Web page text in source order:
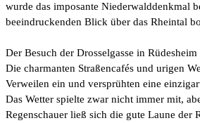
wurde das imposante Niederwalddenkmal
beeindruckenden Blick über das Rheintal
Der Besuch der Drosselgasse in
Die charmanten Straßencafés und urigen
Verweilen ein und versprühten eine
Das Wetter spielte zwar nicht immer mit,
Regenschauer ließ sich die gute Laune der